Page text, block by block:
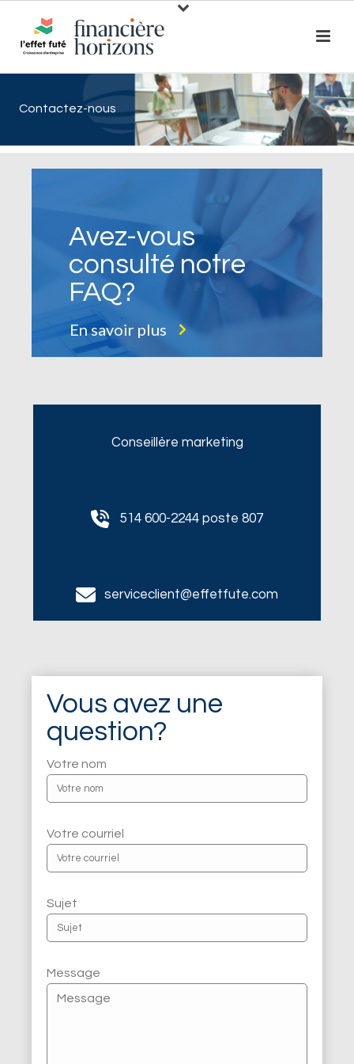
Contactez-nous
Avez-vous
consulté notre
FAQ?
En savoir plus
Conseillère marketing
514 600-2244 poste 807
serviceclient@effetfute.com
Vous avez une
question?
Votre nom
Votre courriel
Sujet
Message